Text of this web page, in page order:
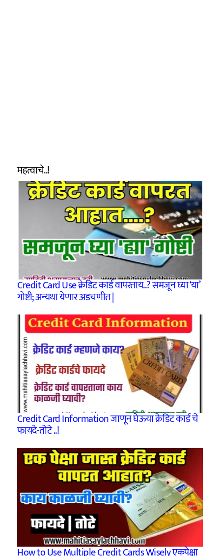
महत्वाचे..!
Credit Card Use क्रेडिट कार्ड वापरताय..? समजून घ्या ‘या’
गोष्टी; अन्यथा येणार अडचणीत |
Credit Card Information जाणून घेऊया क्रेडिट कार्ड चे
फायदे-तोटे ..!
How to Use Multiple Credit Cards Wisely एकपेक्षा